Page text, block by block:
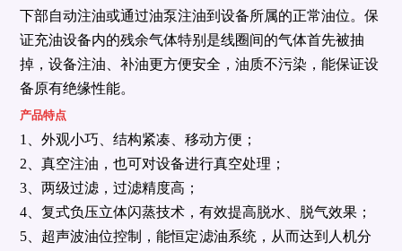
下部自动注油或通过油泵注油到设备所属的正常油位。保
证充油设备内的残余气体特别是线圈间的气体首先被抽
掉，设备注油、补油更方便安全，油质不污染，能保证设
备原有绝缘性能。
产品特点
1、外观小巧、结构紧凑、移动方便；
2、真空注油，也可对设备进行真空处理；
3、两级过滤，过滤精度高；
4、复式负压立体闪蒸技术，有效提高脱水、脱气效果；
5、超声波油位控制，能恒定滤油系统，从而达到人机分